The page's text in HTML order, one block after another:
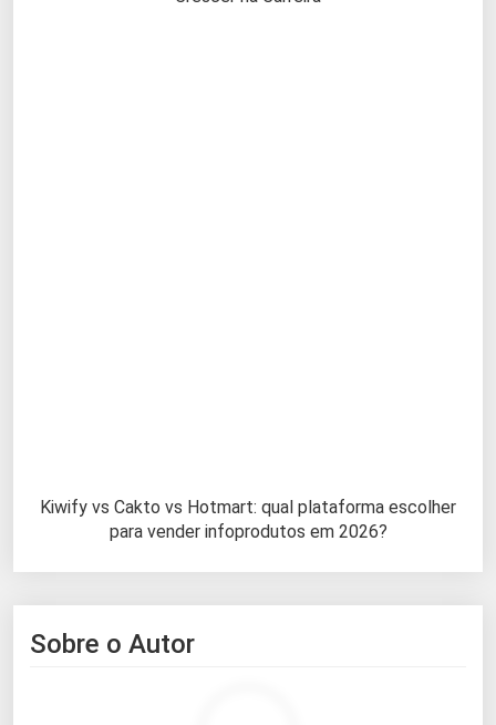
Kiwify vs Cakto vs Hotmart: qual plataforma escolher
para vender infoprodutos em 2026?
Sobre o Autor